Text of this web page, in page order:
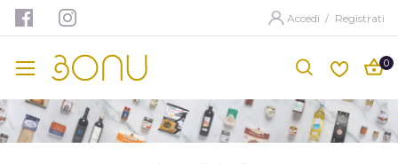
Accedi / Registrati